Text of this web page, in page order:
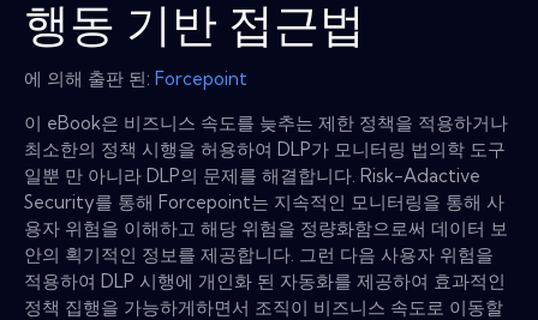
행동 기반 접근법
에 의해 출판 된: Forcepoint
이 eBook은 비즈니스 속도를 늦추는 제한 정책을 적용하거나
최소한의 정책 시행을 허용하여 DLP가 모니터링 법의학 도구
일뿐 만 아니라 DLP의 문제를 해결합니다. Risk-Adactive
Security를 ​​통해 Forcepoint는 지속적인 모니터링을 통해 사
용자 위험을 이해하고 해당 위험을 정량화함으로써 데이터 보
안의 획기적인 정보를 제공합니다. 그런 다음 사용자 위험을
적용하여 DLP 시행에 개인화 된 자동화를 제공하여 효과적인
정책 집행을 가능하게하면서 조직이 비즈니스 속도로 이동할